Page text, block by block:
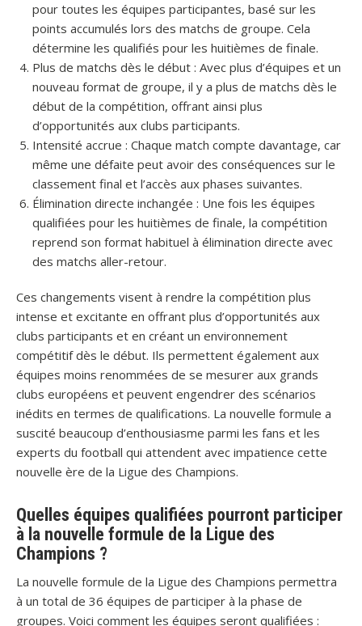
pour toutes les équipes participantes, basé sur les
points accumulés lors des matchs de groupe. Cela
détermine les qualifiés pour les huitièmes de finale.
Plus de matchs dès le début : Avec plus d’équipes et un
nouveau format de groupe, il y a plus de matchs dès le
début de la compétition, offrant ainsi plus
d’opportunités aux clubs participants.
Intensité accrue : Chaque match compte davantage, car
même une défaite peut avoir des conséquences sur le
classement final et l’accès aux phases suivantes.
Élimination directe inchangée : Une fois les équipes
qualifiées pour les huitièmes de finale, la compétition
reprend son format habituel à élimination directe avec
des matchs aller-retour.
Ces changements visent à rendre la compétition plus
intense et excitante en offrant plus d’opportunités aux
clubs participants et en créant un environnement
compétitif dès le début. Ils permettent également aux
équipes moins renommées de se mesurer aux grands
clubs européens et peuvent engendrer des scénarios
inédits en termes de qualifications. La nouvelle formule a
suscité beaucoup d’enthousiasme parmi les fans et les
experts du football qui attendent avec impatience cette
nouvelle ère de la Ligue des Champions.
Quelles équipes qualifiées pourront participer
à la nouvelle formule de la Ligue des
Champions ?
La nouvelle formule de la Ligue des Champions permettra
à un total de 36 équipes de participer à la phase de
groupes. Voici comment les équipes seront qualifiées :